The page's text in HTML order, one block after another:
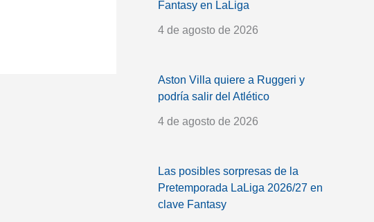
Fantasy en LaLiga
4 de agosto de 2026
Aston Villa quiere a Ruggeri y
podría salir del Atlético
4 de agosto de 2026
Las posibles sorpresas de la
Pretemporada LaLiga 2026/27 en
clave Fantasy